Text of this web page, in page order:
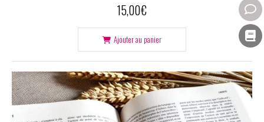
15,00€
Ajouter au panier